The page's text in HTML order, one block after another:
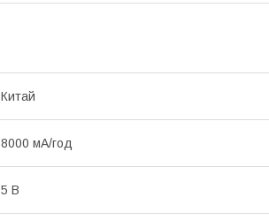
Китай
8000 мА/год
5 В